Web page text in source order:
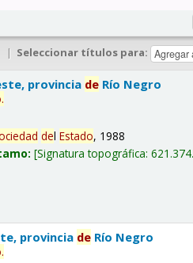
| Seleccionar títulos para:
provincia de Río Negro
.
delEstado, 1988
Signatura topográfica:
provincia de Río Negro
.